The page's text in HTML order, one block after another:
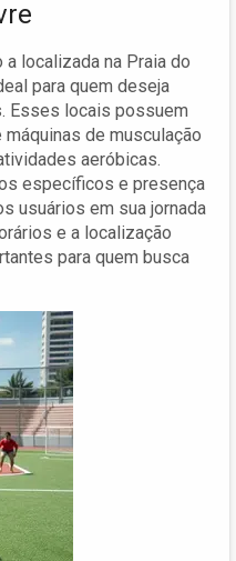
localizada na Praia do
para quem deseja
Esses locais possuem
de musculação
aeróbicas.
específicos e presença
usuários em sua jornada
e a localização
para quem busca